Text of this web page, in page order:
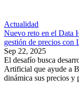
Actualidad
Nuevo reto en el Data
gestión de precios con
Sep 22, 2025
El desafío busca
Artificial que ayude a
dinámica sus precios y